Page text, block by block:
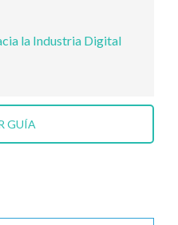
la Industria Digital
GUÍA